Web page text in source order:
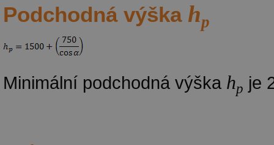
Podchodná výška hp
Minimální podchodná výška hp je